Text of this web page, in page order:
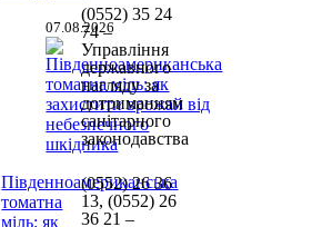
07.08.2026
Південноамериканська
томатна
міль: як
(0552) 35 24
74 –
Управління
державного
нагляду за
дотриманням
санітарного
законодавства
(0552) 26 36
13, (0552) 26
36 21 –